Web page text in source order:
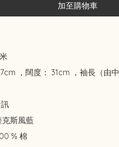
加至購物車
，闊度： 31cm ，袖長（由
斯風藍
% 棉